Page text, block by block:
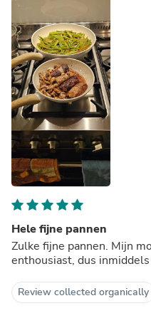
Hele fijne pannen
Zulke fijne pannen. Mijn
enthousiast, dus
Review collected organically